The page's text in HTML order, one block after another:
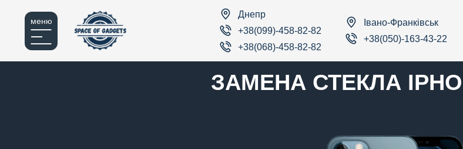
меню
Днепр
+38(099)-458-82-82
+38(068)-458-82-82
Івано-Франківськ
+38(050)-163-43-22
ЗАМЕНА СТЕКЛА